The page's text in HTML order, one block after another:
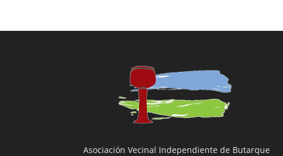
Asociación Vecinal Independiente de Butarque